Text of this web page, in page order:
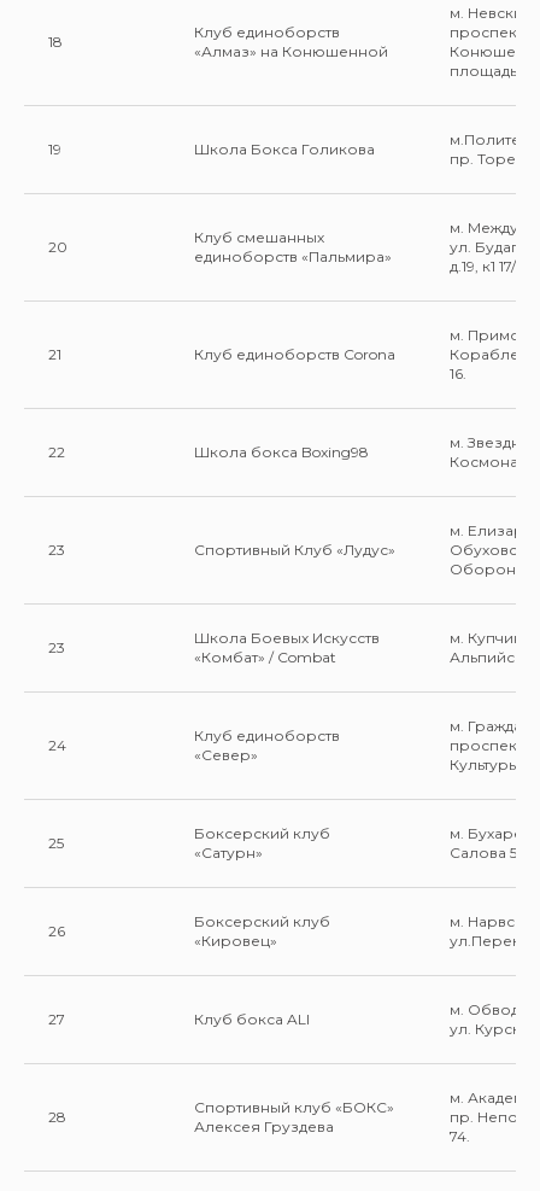
18
Клуб единоборств
«Алмаз» на Конюшенной
м. Невский
проспект,
площадь 2В
19 Школа Бокса Голикова
пр. Тореза
20
Клуб смешанных
единоборств «Пальмира»
м.
ул.
д.19, к1 17/2.
21 Клуб единоборств Corona
м.
16.
22 Школа бокса Boxing98
м.
23 Спортивный Клуб «Лудус»
м.
Обороны
23
Школа Боевых Искусств
«Комбат» / Combat
м. Купчино
24
Клуб единоборств
«Север»
м.
проспект
Культуры
25
Боксерский клуб
«Сатурн»
м.
Салова 52.
26
Боксерский клуб
«Кировец»
м. Нарвская
27 Клуб бокса ALI
м.
ул.
28
Спортивный клуб «БОКС»
Алексея Груздева
м.
пр.
74.